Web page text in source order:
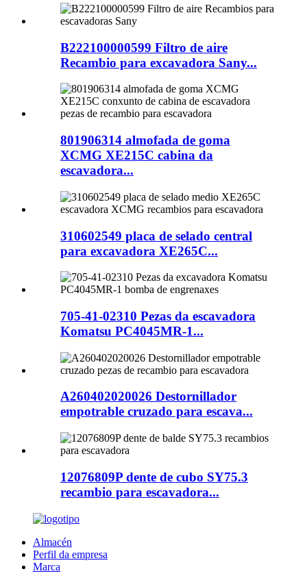
B222100000599 Filtro de aire
Recambio para excavadora Sany...
801906314 almofada de goma
XCMG XE215C cabina da
escavadora...
310602549 placa de selado central
para excavadora XE265C...
705-41-02310 Pezas da escavadora
Komatsu PC4045MR-1...
A260402020026 Destornillador
empotrable cruzado para escava...
12076809P dente de cubo SY75.3
recambio para escavadora...
Almacén
Perfil da empresa
Marca